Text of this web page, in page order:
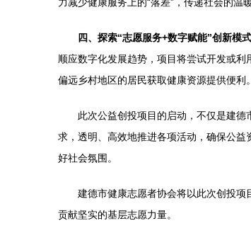
四、探索“志愿服务+数字赋能”创新模式
顺应数字化发展趋势，项目将尝试开发或
偏远乡村地区的居民获取健康资源提供便利。
此次公益创投项目的启动，不仅是建
求，透明、高效地推进各项活动，确保公
好社会氛围。
建德市健康志愿者协会将以此次创投
贡献坚实的基层志愿力量。